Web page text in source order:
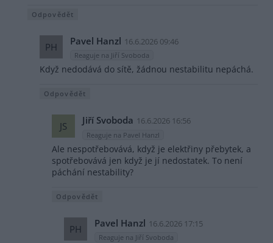
Odpovědět
PH Pavel Hanzl 16.6.2026 09:46
Reaguje na Jiří Svoboda
Když nedodává do sítě, žádnou nestabilitu nepáchá.
Odpovědět
JS Jiří Svoboda 16.6.2026 16:56
Reaguje na Pavel Hanzl
Ale nespotřebovává, když je elektřiny přebytek, a
spotřebovává jen když je jí nedostatek. To není
páchání nestability?
Odpovědět
PH Pavel Hanzl 16.6.2026 17:15
Reaguje na Jiří Svoboda